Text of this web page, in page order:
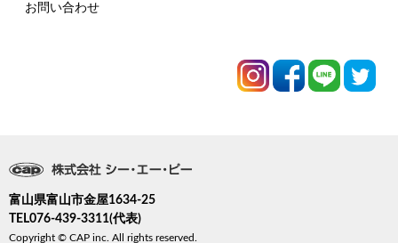
お問い合わせ
富山県富山市金屋1634-25
TEL076-439-3311(代表)
Copyright © CAP inc. All rights reserved.